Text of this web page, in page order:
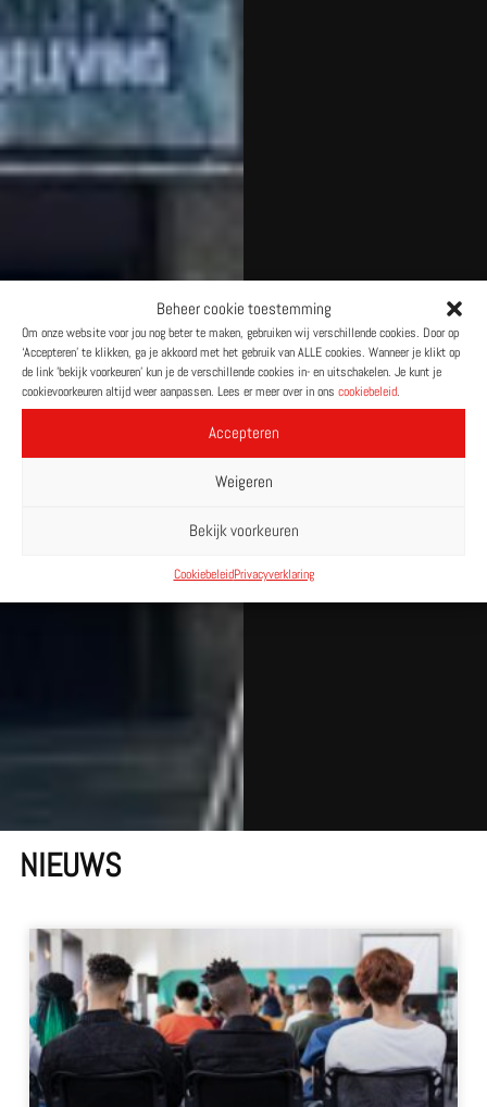
Beheer cookie toestemming
Om onze website voor jou nog beter te maken, gebruiken wij verschillende cookies. Door op
‘Accepteren’ te klikken, ga je akkoord met het gebruik van ALLE cookies. Wanneer je klikt op
de link 'bekijk voorkeuren' kun je de verschillende cookies in- en uitschakelen. Je kunt je
cookievoorkeuren altijd weer aanpassen. Lees er meer over in ons cookiebeleid.
Accepteren
Weigeren
Bekijk voorkeuren
CookiebeleidPrivacyverklaring
NIEUWS